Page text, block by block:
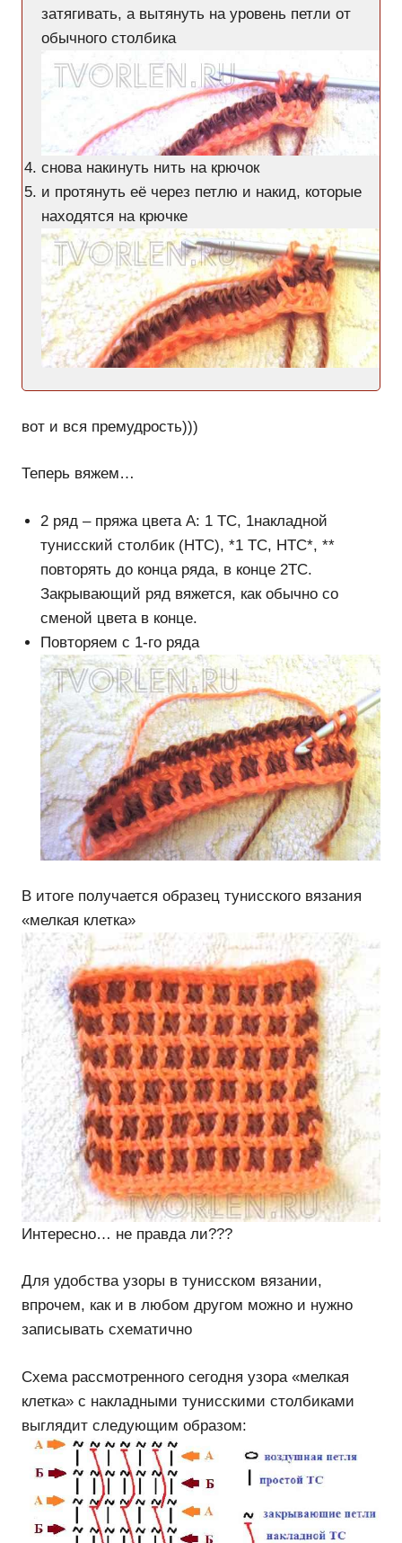
затягивать, а вытянуть на уровень петли от
обычного столбика
снова накинуть нить на крючок
и протянуть её через петлю и накид, которые
находятся на крючке
вот и вся премудрость)))
Теперь вяжем…
2 ряд – пряжа цвета А: 1 ТС, 1накладной
тунисский столбик (НТС), *1 ТС, НТС*, **
повторять до конца ряда, в конце 2ТС.
Закрывающий ряд вяжется, как обычно со
сменой цвета в конце.
Повторяем с 1-го ряда
В итоге получается образец тунисского вязания
«мелкая клетка»
Интересно… не правда ли???
Для удобства узоры в тунисском вязании,
впрочем, как и в любом другом можно и нужно
записывать схематично
Схема рассмотренного сегодня узора «мелкая
клетка» с накладными тунисскими столбиками
выглядит следующим образом: